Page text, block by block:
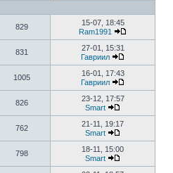
829
15-07, 18:45
Ram1991
831
27-01, 15:31
Гавриил
1005
16-01, 17:43
Гавриил
826
23-12, 17:57
Smart
762
21-11, 19:17
Smart
798
18-11, 15:00
Smart